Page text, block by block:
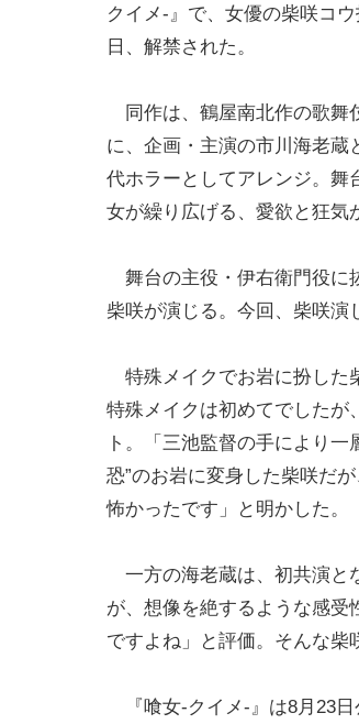
クイメ-』で、女優の柴咲コ
日、解禁された。
同作は、鶴屋南北作の歌舞
に、企画・主演の市川海老蔵
代ホラーとしてアレンジ。舞
女が繰り広げる、愛欲と狂気
舞台の主役・伊右衛門役に
柴咲が演じる。今回、柴咲演
特殊メイクでお岩に扮した
特殊メイクは初めてでしたが
ト。「三池監督の手により
恐”のお岩に変身した柴咲だ
怖かったです」と明かした。
一方の海老蔵は、初共演と
が、想像を絶するような感受
ですよね」と評価。そんな柴
『喰女-クイメ-』は8月23日